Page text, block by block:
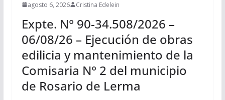
agosto 6, 2026 Cristina Edelein
Expte. N° 90-34.508/2026 –
06/08/26 – Ejecución de obras
edilicia y mantenimiento de la
Comisaria N° 2 del municipio
de Rosario de Lerma